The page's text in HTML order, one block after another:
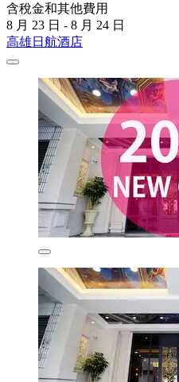
含稅金和其他費用
8 月 23 日 - 8 月 24 日
高雄日航酒店